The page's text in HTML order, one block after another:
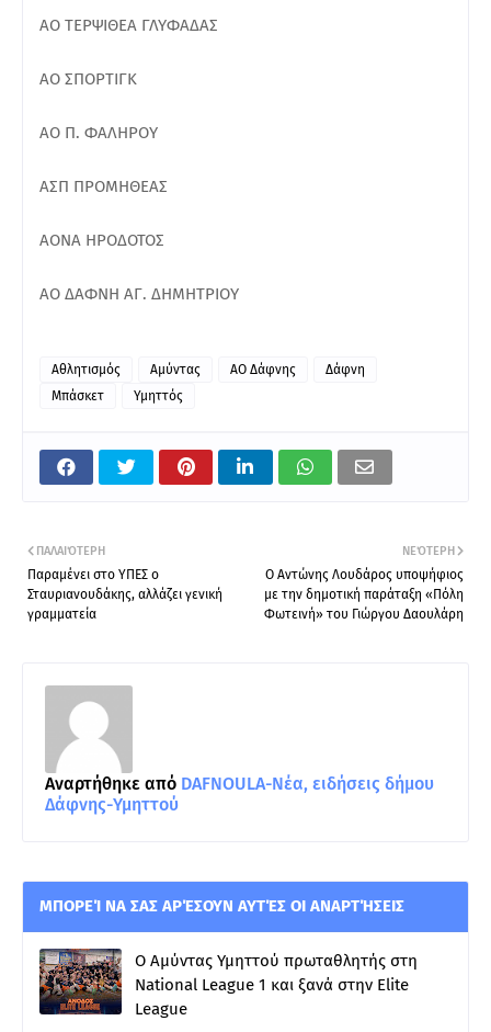
ΑΟ ΤΕΡΨΙΘΕΑ ΓΛΥΦΑΔΑΣ
ΑΟ ΣΠΟΡΤΙΓΚ
ΑΟ Π. ΦΑΛΗΡΟΥ
ΑΣΠ ΠΡΟΜΗΘΕΑΣ
ΑΟΝΑ ΗΡΟΔΟΤΟΣ
ΑΟ ΔΑΦΝΗ ΑΓ. ΔΗΜΗΤΡΙΟΥ
Αθλητισμός Αμύντας ΑΟ Δάφνης
Δάφνη
Μπάσκετ
Υμηττός
ΝΕΌΤΕΡΗ
Ο Αντώνης Λουδάρος υποψήφιος
με την δημοτική παράταξη «Πόλη
Φωτεινή» του Γιώργου Δαουλάρη
ΠΑΛΑΙΌΤΕΡΗ
Παραμένει στο ΥΠΕΣ ο
Σταυριανουδάκης, αλλάζει γενική
γραμματεία
Αναρτήθηκε από DAFNOULA-Νέα, ειδήσεις δήμου
Δάφνης-Υμηττού
ΜΠΟΡΕΊ ΝΑ ΣΑΣ ΑΡΈΣΟΥΝ ΑΥΤΈΣ ΟΙ ΑΝΑΡΤΉΣΕΙΣ
Ο Αμύντας Υμηττού πρωταθλητής στη
National League 1 και ξανά στην Elite
League